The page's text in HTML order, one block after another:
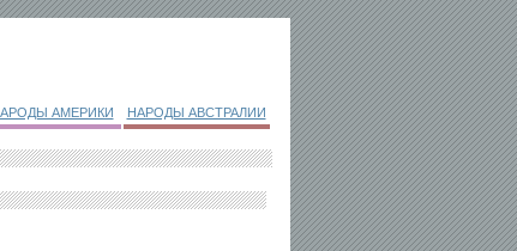
АМЕРИКИ НАРОДЫ АВСТРАЛИИ